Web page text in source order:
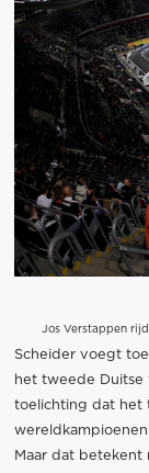
Jos Verstappen
Scheider voegt
het tweede
toelichting dat het
Maar dat betekent